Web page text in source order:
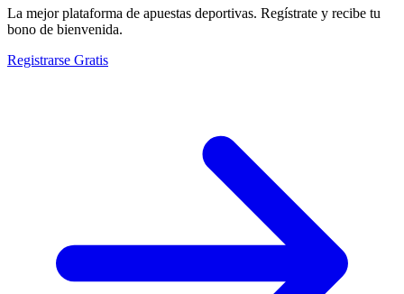
La mejor plataforma de apuestas deportivas. Regístrate y recibe tu
bono de bienvenida.
Registrarse Gratis